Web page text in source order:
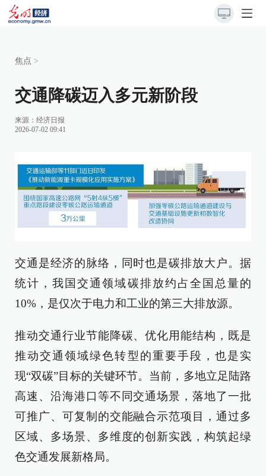
焦点 >
交通降碳迈入多元新阶段
来源： 经济日报
2026-07-02 09:41
交通是经济的脉络，同时也是碳排放大户。据
统计，我国交通领域碳排放约占全国总量的
10%，是仅次于电力和工业的第三大排放源。
推动交通行业节能降碳、优化用能结构，既是
推动交通领域绿色转型的重要手段，也是实
现“双碳”目标的关键环节。当前，多地立足陆路
高速、沿海港口等不同交通场景，落地了一批
可推广、可复制的交能融合示范项目，通过多
区域、多场景、多维度的创新实践，构筑起绿
色交通发展新格局。